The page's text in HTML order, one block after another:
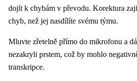
dojít k chybám v převodu. Korektura
chyb, než jej nasdílíte svému týmu.
Mluvte zřetelně přímo do mikrofonu a
nezakryli prstem, což by mohlo
transkripce.